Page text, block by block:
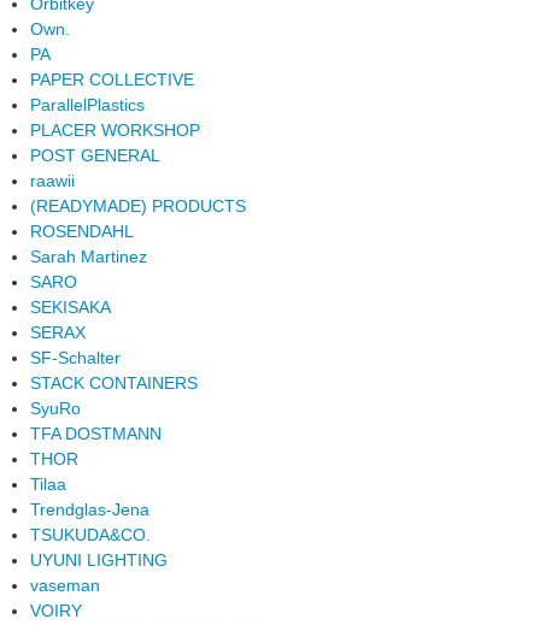
Orbitkey
Own.
PA
PAPER COLLECTIVE
ParallelPlastics
PLACER WORKSHOP
POST GENERAL
raawii
(READYMADE) PRODUCTS
ROSENDAHL
Sarah Martinez
SARO
SEKISAKA
SERAX
SF-Schalter
STACK CONTAINERS
SyuRo
TFA DOSTMANN
THOR
Tilaa
Trendglas-Jena
TSUKUDA&CO.
UYUNI LIGHTING
vaseman
VOIRY